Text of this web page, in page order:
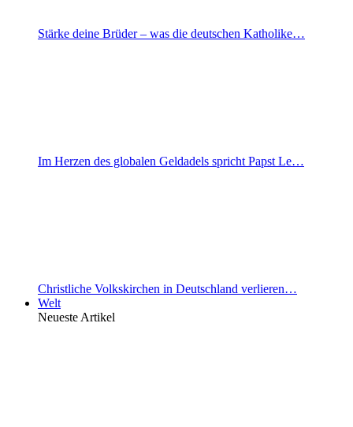
Stärke deine Brüder – was die deutschen Katholike…
Im Herzen des globalen Geldadels spricht Papst Le…
Christliche Volkskirchen in Deutschland verlieren…
Welt
Neueste Artikel